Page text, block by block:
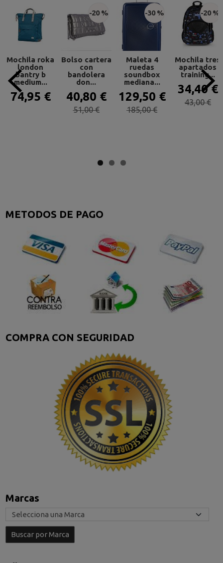
METODOS DE PAGO
COMPRA CON SEGURIDAD
Marcas
Mochila roka
london
bantry b
medium...
74,95 €
-20 %
Bolso cartera
con
bandolera
don...
40,80 €
51,00 €
-30 %
Maleta 4
ruedas
soundbox
mediana...
129,50 €
185,00 €
-20 %
Mochila tres
apartados
training...
34,40 €
43,00 €